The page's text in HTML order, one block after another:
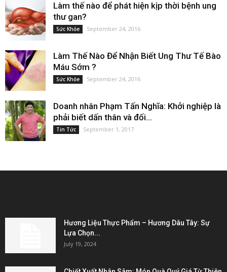
Làm thế nào để phát hiện kịp thời bệnh ung
thư gan?
Sức Khỏe September 24, 2016
Làm Thế Nào Để Nhận Biết Ung Thư Tế Bào
Máu Sớm ?
Sức Khỏe September 24, 2016
Doanh nhân Phạm Tấn Nghĩa: Khởi nghiệp là
phải biết dấn thân và đối...
Tin Tức September 1, 2017
Hương Liệu Thực Phẩm – Hương Dâu Tây: Sự
Lựa Chọn...
July 19, 2024